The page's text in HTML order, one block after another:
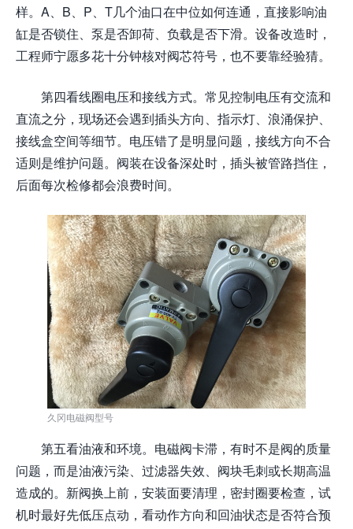
样。A、B、P、T几个油口在中位如何连通，直接影响油
缸是否锁住、泵是否卸荷、负载是否下滑。设备改造时，
工程师宁愿多花十分钟核对阀芯符号，也不要靠经验猜。
第四看线圈电压和接线方式。常见控制电压有交流和
直流之分，现场还会遇到插头方向、指示灯、浪涌保护、
接线盒空间等细节。电压错了是明显问题，接线方向不合
适则是维护问题。阀装在设备深处时，插头被管路挡住，
后面每次检修都会浪费时间。
久冈电磁阀型号
第五看油液和环境。电磁阀卡滞，有时不是阀的质量
问题，而是油液污染、过滤器失效、阀块毛刺或长期高温
造成的。新阀换上前，安装面要清理，密封圈要检查，试
机时最好先低压点动，看动作方向和回油状态是否符合预